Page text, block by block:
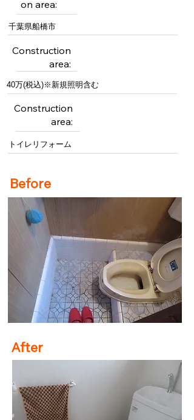
on area:
千葉県船橋市
Construction
area:
40万(税込)※新規照明含む
Construction
area:
トイレリフォーム
Before
After